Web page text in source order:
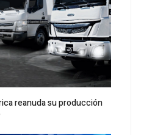
reanuda su producción